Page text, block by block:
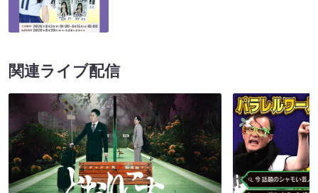
関連ライブ配信